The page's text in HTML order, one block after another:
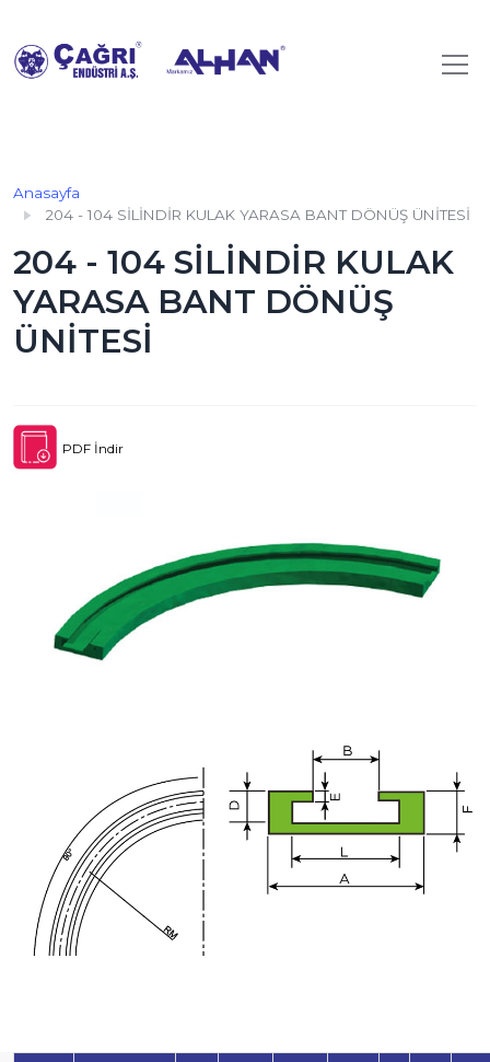
Anasayfa
204 - 104 SİLİNDİR KULAK YARASA BANT DÖNÜŞ ÜNİTESİ
204 - 104 SİLİNDİR KULAK
YARASA BANT DÖNÜŞ
ÜNİTESİ
PDF İndir